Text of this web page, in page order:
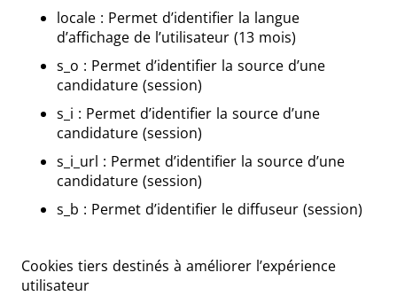
locale : Permet d’identifier la langue
d’affichage de l’utilisateur (13 mois)
s_o : Permet d’identifier la source d’une
candidature (session)
s_i : Permet d’identifier la source d’une
candidature (session)
s_i_url : Permet d’identifier la source d’une
candidature (session)
s_b : Permet d’identifier le diffuseur (session)
Cookies tiers destinés à améliorer l’expérience
utilisateur